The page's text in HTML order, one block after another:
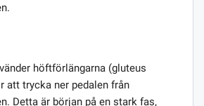
höftförlängarna (gluteus
att trycka ner pedalen från
Detta är början på en stark fas,